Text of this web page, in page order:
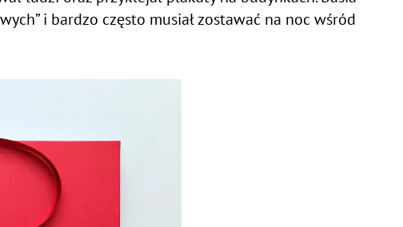
i bardzo często musiał zostawać na noc wśród